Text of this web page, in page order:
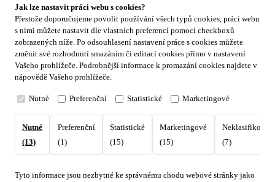
Jak lze nastavit práci webu s cookies?
Přestože doporučujeme povolit používání všech typů cookies, práci webu
s nimi můžete nastavit dle vlastních preferencí pomocí checkboxů
zobrazených níže. Po odsouhlasení nastavení práce s cookies můžete
změnit své rozhodnutí smazáním či editací cookies přímo v nastavení
Vašeho prohlížeče. Podrobnější informace k promazání cookies najdete v
nápovědě Vašeho prohlížeče.
Nutné Preferenční Statistické Marketingové
Nutné
(13)
Preferenční
(1)
Statistické
(15)
Marketingové
(15)
(7)
Tyto informace jsou nezbytné ke správnému chodu webové stránky jako